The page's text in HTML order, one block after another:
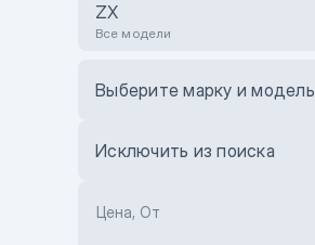
ZX
Все модели
Выберите марку и модель
Исключить из поиска
Цена, От